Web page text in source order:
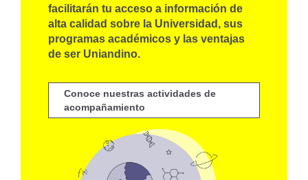
facilitarán tu acceso a información de
alta calidad sobre la Universidad, sus
programas académicos y las ventajas
de ser Uniandino.
Conoce nuestras actividades de
acompañamiento